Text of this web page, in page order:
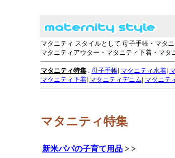
マタニティ スタイルとして 母子手帳・マタ
マタニティアウター・マタニティ下着・マ
マタニティ特集: 母子手帳| マタニティ水着|
マタニティ下着| マタニティデニム| マタニテ
マタニティ特集
新米パパの子育て用品> >